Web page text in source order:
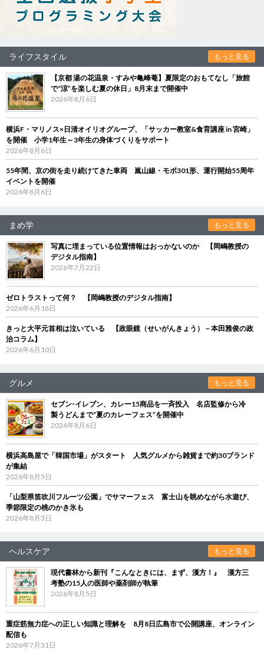
ライフスタイル もっと見る
【京都 湯の花温泉・すみや亀峰菴】夏限定のおもてなし「旅館
で“涼”を楽しむ夏の休日」8月末まで開催中
2026年8月6日
横浜F・マリノス×日清オイリオグループ、「サッカー教室&食育講座 in 宮崎」
を開催 小学1年生～3年生の身体づくりをサポート
2026年8月6日
55年間、京の街を走り続けてきた車両 嵐山線・モボ301形、運行開始55周年
イベントを開催
2026年8月6日
まめ学 もっと見る
写真に埋まっている位置情報はおっかないのか 【岡嶋教授の
デジタル指南】
2026年7月22日
ゼロトラストって何？ 【岡嶋教授のデジタル指南】
2026年6月18日
きっと大平元首相は泣いている 【政眼鏡（せいがんきょう）－本田雅俊の政
治コラム】
2026年6月10日
グルメ もっと見る
セブン‐イレブン、カレー15商品を一斉投入 名店監修から冷
製うどんまで“夏のカレーフェス”を開催中
2026年8月6日
横浜高島屋で「韓国市場」がスタート 人気グルメから雑貨まで約30ブランド
が集結
2026年8月5日
「山梨県笛吹川フルーツ公園」でサマーフェス 富士山を眺めながら水遊び、
季節限定の桃のかき氷も
2026年8月3日
ヘルスケア もっと見る
現代書林から新刊『こんなときには、まず、漢方！』 漢方三
考塾の15人の医師や薬剤師が執筆
2026年8月5日
重症筋無力症への正しい知識と理解を 8月8日広島市で公開講座、オンライン
配信も
2026年7月31日